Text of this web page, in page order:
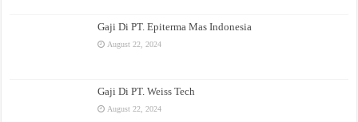
Gaji Di PT. Epiterma Mas Indonesia
August 22, 2024
Gaji Di PT. Weiss Tech
August 22, 2024